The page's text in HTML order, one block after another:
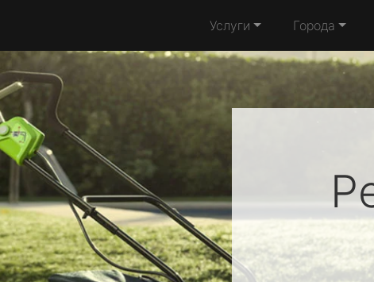
Услуги Города